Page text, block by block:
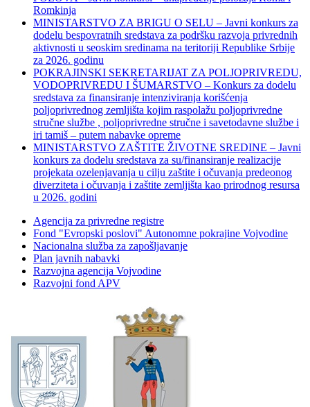
Romkinja
MINISTARSTVO ZA BRIGU O SELU – Javni konkurs za
dodelu bespovratnih sredstava za podršku razvoja privrednih
aktivnosti u seoskim sredinama na teritoriji Republike Srbije
za 2026. godinu
POKRAJINSKI SEKRETARIJAT ZA POLJOPRIVREDU,
VODOPRIVREDU I ŠUMARSTVO – Konkurs za dodelu
sredstava za finansiranje intenziviranja korišćenja
poljoprivrednog zemljišta kojim raspolažu poljoprivredne
stručne službe , poljoprivredne stručne i savetodavne službe i
iri tamiš ‒ putem nabavke opreme
MINISTARSTVO ZAŠTITE ŽIVOTNE SREDINE – Javni
konkurs za dodelu sredstava za su/finansiranje realizacije
projekata ozelenjavanja u cilju zaštite i očuvanja predeonog
diverziteta i očuvanja i zaštite zemljišta kao prirodnog resursa
u 2026. godini
Agencija za privredne registre
Fond "Evropski poslovi" Autonomne pokrajine Vojvodine
Nacionalna služba za zapošljavanje
Plan javnih nabavki
Razvojna agencija Vojvodine
Razvojni fond APV